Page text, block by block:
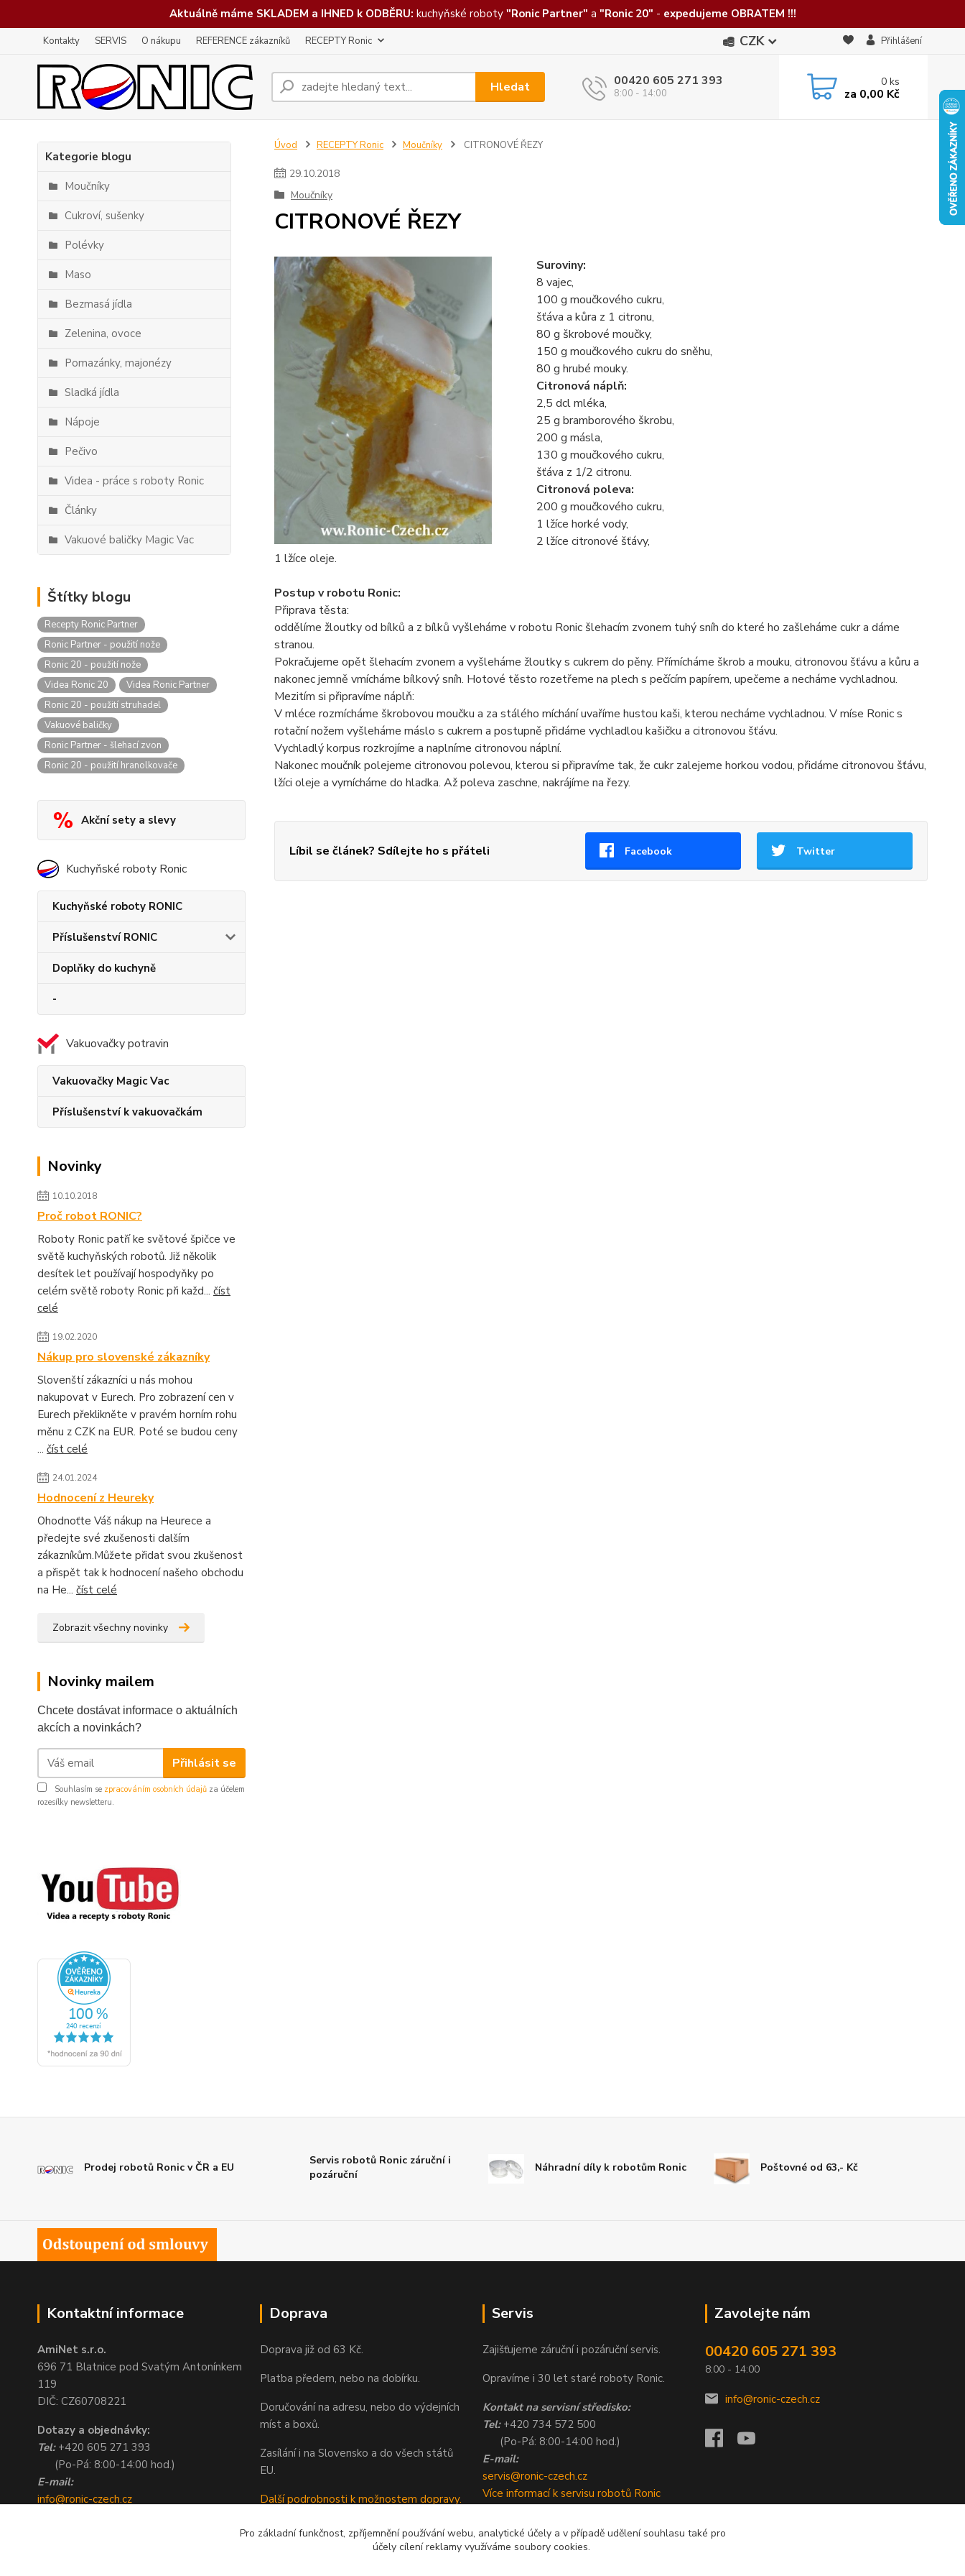
Aktuálně máme SKLADEM a IHNED k ODBĚRU: kuchyňské roboty "Ronic Partner" a "Ronic 20" - expedujeme OBRATEM !!!
Kontakty SERVIS O nákupu REFERENCE zákazníků RECEPTY Ronic CZK Přihlášení
Hledat 00420 605 271 393
8:00 - 14:00
0ks
za 0,00 Kč
Kategorie blogu
Moučníky
Cukroví, sušenky
Polévky
Maso
Bezmasá jídla
Zelenina, ovoce
Pomazánky, majonézy
Sladká jídla
Nápoje
Pečivo
Videa - práce s roboty Ronic
Články
Vakuové baličky Magic Vac
Štítky blogu
Recepty Ronic Partner
Ronic Partner - použití nože
Ronic 20 - použití nože
Videa Ronic 20
Videa Ronic Partner
Ronic 20 - použití struhadel
Vakuové baličky
Ronic Partner - šlehací zvon
Ronic 20 - použití hranolkovače
Akční sety a slevy
Kuchyňské roboty Ronic
Kuchyňské roboty RONIC
Příslušenství RONIC
Doplňky do kuchyně
-
Vakuovačky potravin
Vakuovačky Magic Vac
Příslušenství k vakuovačkám
Novinky
10.10.2018
Proč robot RONIC?
Roboty Ronic patří ke světové špičce ve
světě kuchyňských robotů. Již několik
desítek let používají hospodyňky po
celém světě roboty Ronic při každ... číst
celé
19.02.2020
Nákup pro slovenské zákazníky
Slovenští zákazníci u nás mohou
nakupovat v Eurech. Pro zobrazení cen v
Eurech překlikněte v pravém horním rohu
měnu z CZK na EUR. Poté se budou ceny
... číst celé
24.01.2024
Hodnocení z Heureky
Ohodnoťte Váš nákup na Heurece a
předejte své zkušenosti dalším
zákazníkům.Můžete přidat svou zkušenost
a přispět tak k hodnocení našeho obchodu
na He... číst celé
Zobrazit všechny novinky
Novinky mailem
Chcete dostávat informace o aktuálních
akcích a novinkách?
Přihlásit se
Souhlasím se zpracováním osobních údajů za účelem
rozesílky newsletteru.
Úvod RECEPTY Ronic Moučníky CITRONOVÉ ŘEZY
29.10.2018
Moučníky
CITRONOVÉ ŘEZY
Suroviny:
8 vajec,
100 g moučkového cukru,
šťáva a kůra z 1 citronu,
80 g škrobové moučky,
150 g moučkového cukru do sněhu,
80 g hrubé mouky.
Citronová náplň:
2,5 dcl mléka,
25 g bramborového škrobu,
200 g másla,
130 g moučkového cukru,
šťáva z 1/2 citronu.
Citronová poleva:
200 g moučkového cukru,
1 lžíce horké vody,
2 lžíce citronové šťávy,
1 lžíce oleje.
Postup v robotu Ronic:
Připrava těsta:
oddělíme žloutky od bílků a z bílků vyšleháme v robotu Ronic šlehacím zvonem tuhý sníh do které ho zašleháme cukr a dáme
stranou.
Pokračujeme opět šlehacím zvonem a vyšleháme žloutky s cukrem do pěny. Přímícháme škrob a mouku, citronovou šťávu a kůru a
nakonec jemně vmícháme bílkový sníh. Hotové těsto rozetřeme na plech s pečícím papírem, upečeme a necháme vychladnou.
Mezitím si připravíme náplň:
V mléce rozmícháme škrobovou moučku a za stálého míchání uvaříme hustou kaši, kterou necháme vychladnou. V míse Ronic s
rotační nožem vyšleháme máslo s cukrem a postupně přidáme vychladlou kašičku a citronovou šťávu.
Vychladlý korpus rozkrojíme a naplníme citronovou náplní.
Nakonec moučník polejeme citronovou polevou, kterou si připravíme tak, že cukr zalejeme horkou vodou, přidáme citronovou šťávu,
lžíci oleje a vymícháme do hladka. Až poleva zaschne, nakrájíme na řezy.
Líbil se článek? Sdílejte ho s přáteli Facebook Twitter
Prodej robotů Ronic v ČR a EU
Servis robotů Ronic záruční i
pozáruční
Náhradní díly k robotům Ronic Poštovné od 63,- Kč
Kontaktní informace
AmiNet s.r.o.
696 71 Blatnice pod Svatým Antonínkem
119
DIČ: CZ60708221
Dotazy a objednávky:
Tel:+420 605 271 393
(Po-Pá: 8:00-14:00 hod.)
E-mail:
info@ronic-czech.cz
Doprava
Doprava již od 63 Kč.
Platba předem, nebo na dobírku.
Doručování na adresu, nebo do výdejních
míst a boxů.
Zasílání i na Slovensko a do všech států
EU.
Další podrobnosti k možnostem dopravy.
Servis
Zajišťujeme záruční i pozáruční servis.
Opravíme i 30 let staré roboty Ronic.
Kontakt na servisní středisko:
Tel:+420 734 572 500
(Po-Pá: 8:00-14:00 hod.)
E-mail:
servis@ronic-czech.cz
Více informací k servisu robotů Ronic
Zavolejte nám
00420 605 271 393
8:00 - 14:00
info@ronic-czech.cz
Pro základní funkčnost, zpříjemnění používání webu, analytické účely a v případě udělení souhlasu také pro
účely cílení reklamy využíváme soubory cookies.